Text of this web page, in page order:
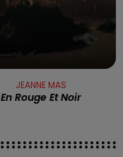
JEANNE MAS
En Rouge Et Noir